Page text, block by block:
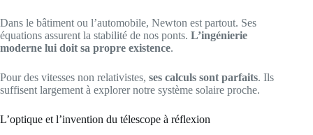
Dans le bâtiment ou l’automobile, Newton est partout. Ses
équations assurent la stabilité de nos ponts. L’ingénierie
moderne lui doit sa propre existence.
Pour des vitesses non relativistes, ses calculs sont parfaits. Ils
suffisent largement à explorer notre système solaire proche.
L’optique et l’invention du télescope à réflexion